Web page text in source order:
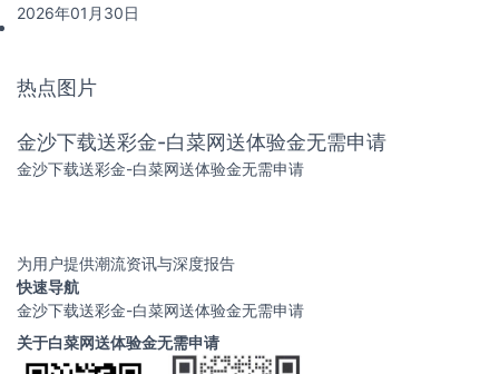
支撑产业快速迭代与高质量交付。
2026年01月30日
热点图片
金沙下载送彩金-白菜网送体验金无需申请
金沙下载送彩金-白菜网送体验金无需申请
为用户提供潮流资讯与深度报告
快速导航
金沙下载送彩金-白菜网送体验金无需申请
关于白菜网送体验金无需申请